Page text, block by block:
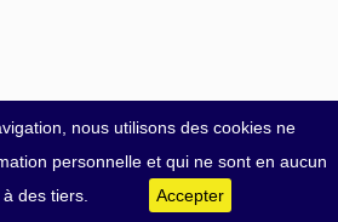
nous utilisons des cookies ne
personnelle et qui ne sont en aucun
des tiers.
Accepter